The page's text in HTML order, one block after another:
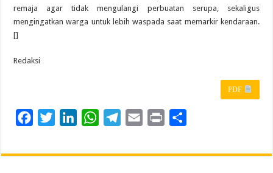
remaja agar tidak mengulangi perbuatan serupa, sekaligus
mengingatkan warga untuk lebih waspada saat memarkir kendaraan.
[]
Redaksi
PDF
c
i
n
W
a
l
a
i
a